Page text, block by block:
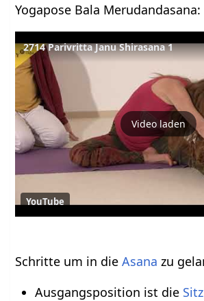
Yogapose Bala Merudandasana:
2714 Parivritta Janu Shirasana 1
Video laden
YouTube
Schritte um in dieAsana zu
Ausgangsposition ist die